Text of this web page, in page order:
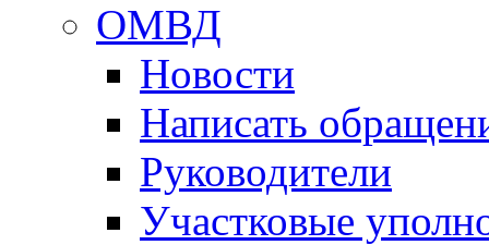
ОМВД
Новости
Написать
Руководители
Участковые